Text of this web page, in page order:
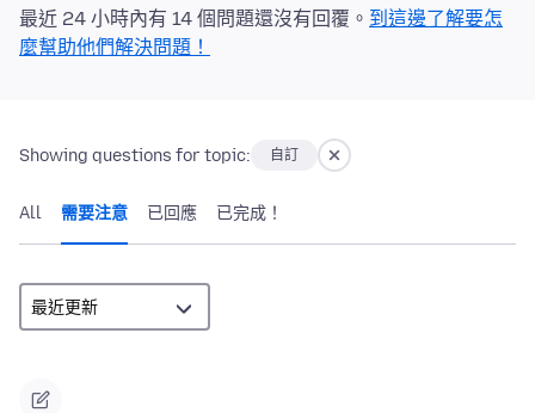
最近 24 小時內有 14 個問題還沒有回覆。 到這邊了解要怎
麼幫助他們解決問題！
Showing questions for topic: 自訂
All 需要注意 已回應 已完成！